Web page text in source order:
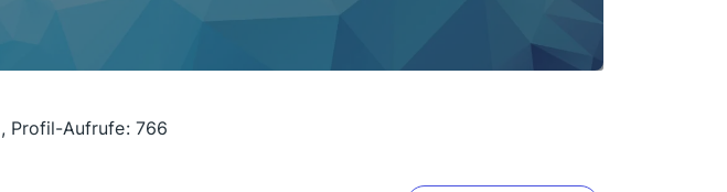
Profil-Aufrufe 766